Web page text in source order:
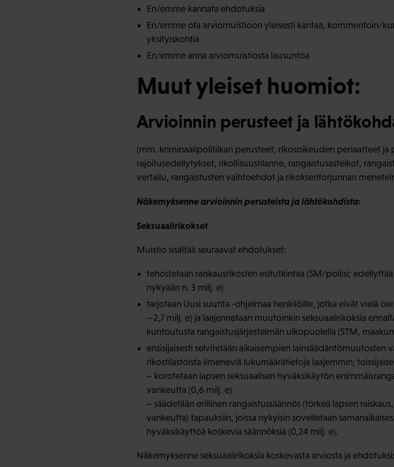
En/emme kannata ehdotuksia
En/emme ota arviomuistioon yleisesti kantaa, kommentoin/
yksityiskohtia
En/emme anna arviomuistiosta lausuntoa
Muut yleiset huomiot:
Arvioinnin perusteet ja
(mm. kriminaalipolitiikan perusteet, rikosoikeuden periaatteet ja
rajoitusedellytykset, rikollisuustilanne, rangaistusasteikot,
vertailu, rangaistusten vaihtoehdot ja rikoksentorjunnan
Näkemyksenne arvioinnin perusteista ja lähtökohdista:
Seksuaalirikokset
Muistio sisältää seuraavat ehdotukset:
tehostetaan raiskausrikosten esitutkintaa (SM/poliisi;
nykyään n. 3 milj. e)
tarjotaan Uusi suunta -ohjelmaa henkilöille, jotka eivät vielä
—2,7 milj. e) ja laajennetaan muutoinkin seksuaalirikoksia
kuntoutusta rangaistusjärjestelmän ulkopuolella (STM,
ensisijaisesti selvitetään aikaisempien lainsäädäntömuutosten
rikostilastoista ilmeneviä lukumäärätietoja laajemmin;
– korotetaan lapsen seksuaalisen hyväksikäytön
vankeutta (0,6 milj. e)
– säädetään erillinen rangaistussäännös (törkeä lapsen
vankeutta) tapauksiin, joissa nykyisin sovelletaan
hyväksikäyttöä koskevia säännöksiä (0,24 milj. e).
Näkemyksenne seksuaalirikoksia koskevasta arviosta ja